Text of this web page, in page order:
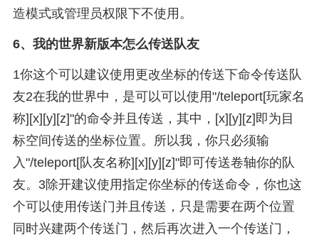
造模式或管理员权限下不使用。
6、 我的世界新版本怎么传送队友
1你这个可以建议使用更改坐标的传送下命令传送队
友2在我的世界中，是可以可以使用"/teleport[玩家名
称][x][y][z]"的命令并且传送，其中，[x][y][z]即为目
标空间传送的坐标位置。所以我，你只必须输
入"/teleport[队友名称][x][y][z]"即可传送卷轴你的队
友。3除开建议使用指定你坐标的传送命令，你也这
个可以使用传送门并且传送，只是需要在两个位置
同时兴建两个传送门，然后再次进入一个传送门，